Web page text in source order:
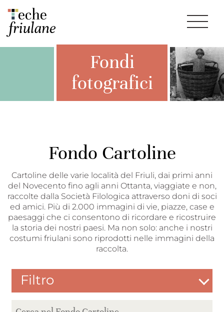
Fondi
fotografici
Fondo Cartoline
Cartoline delle varie località del Friuli, dai primi anni
del Novecento fino agli anni Ottanta, viaggiate e non,
raccolte dalla Società Filologica attraverso doni di soci
ed amici. Più di 2.000 immagini di vie, piazze, case e
paesaggi che ci consentono di ricordare e ricostruire
la storia dei nostri paesi. Ma non solo: anche i nostri
costumi friulani sono riprodotti nelle immagini della
raccolta.
Filtro